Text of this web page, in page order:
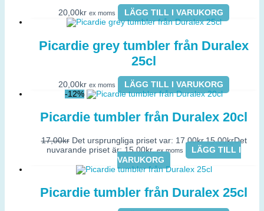
20,00kr ex moms LÄGG TILL I VARUKORG
Picardie grey tumbler från Duralex
25cl
20,00kr ex moms
LÄGG TILL I VARUKORG
-12%
Picardie tumbler från Duralex 20cl
17,00kr Det ursprungliga priset var: 17,00kr.15,00krDet
nuvarande priset är: 15,00kr. ex moms
LÄGG TILL I
VARUKORG
Picardie tumbler från Duralex 25cl